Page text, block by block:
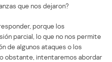
que nos dejaron?
porque los
parcial, lo que no nos permite
de algunos ataques o los
obstante, intentaremos abordar